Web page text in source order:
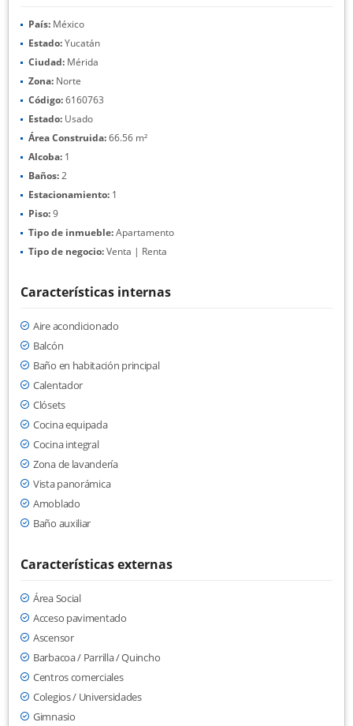
País: México
Estado:Yucatán
Ciudad: Mérida
Zona: Norte
Código:6160763
Estado: Usado
Área Construida:66.56 m²
Alcoba: 1
Baños:2
Estacionamiento: 1
Piso:9
Tipo de inmueble:Apartamento
Tipo de negocio:Venta | Renta
Características internas
Aire acondicionado
Balcón
Baño en habitación principal
Calentador
Clósets
Cocina equipada
Cocina integral
Zona de lavandería
Vista panorámica
Amoblado
Baño auxiliar
Características externas
Área Social
Acceso pavimentado
Ascensor
Barbacoa / Parrilla / Quincho
Centros comerciales
Colegios / Universidades
Gimnasio